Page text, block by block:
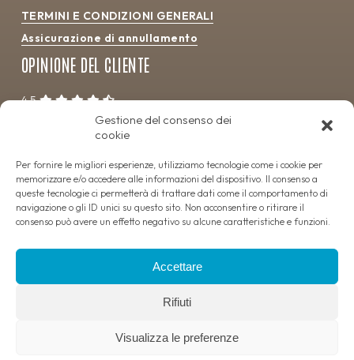
Gestione del consenso dei
cookie
Per fornire le migliori esperienze, utilizziamo tecnologie come i cookie per
memorizzare e/o accedere alle informazioni del dispositivo. Il consenso a
queste tecnologie ci permetterà di trattare dati come il comportamento di
navigazione o gli ID unici su questo sito. Non acconsentire o ritirare il
consenso può avere un effetto negativo su alcune caratteristiche e funzioni.
Accettare
Rifiuti
Visualizza le preferenze
TERMINI E CONDIZIONI GENERALI
Assicurazione di annullamento
OPINIONE DEL CLIENTE
4.5
Copyright 2023 – Camping La’Bel Balagne – Tutti i diritti
Privacy e dati personali